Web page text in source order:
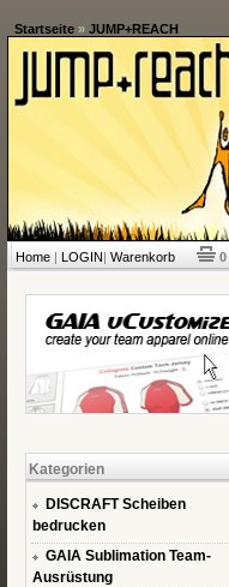
Startseite» JUMP+REACH
Home| LOGIN| Warenkorb 0
Kategorien
DISCRAFT Scheiben
bedrucken
GAIA Sublimation Team-
Ausrüstung